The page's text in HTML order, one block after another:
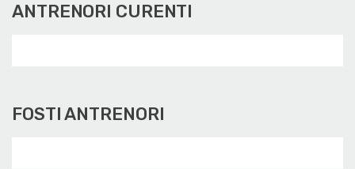
ANTRENORI CURENTI
FOSTI ANTRENORI